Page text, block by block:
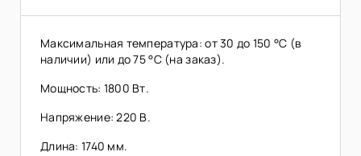
Максимальная температура: от 30 до 150 °C (в
наличии) или до 75 °C (на заказ).
Мощность: 1800 Вт.
Напряжение: 220 В.
Длина: 1740 мм.